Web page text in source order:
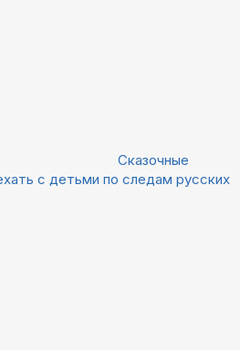
Сказочные
с детьми по следам русских